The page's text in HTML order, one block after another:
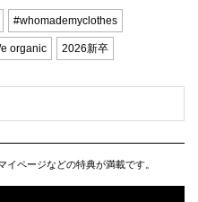
#whomademyclothes
organic 2026新卒
ページなどの特典が満載です。